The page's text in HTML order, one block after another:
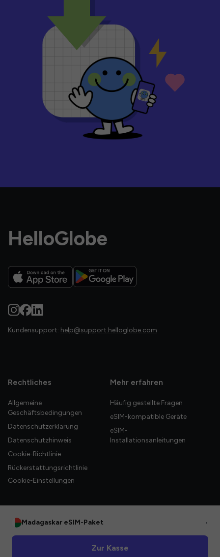
HelloGlobe
Kundensupport: help@support.helloglobe.com
Rechtliches
Allgemeine
Geschäftsbedingungen
Datenschutzerklärung
Datenschutzhinweis
Cookie-Richtlinie
Rückerstattungsrichtlinie
Cookie-Einstellungen
Mehr erfahren
Häufig gestellte Fragen
eSIM-kompatible Geräte
eSIM-
Installationsanleitungen
Madagaskar eSIM-Paket •
Zur Kasse